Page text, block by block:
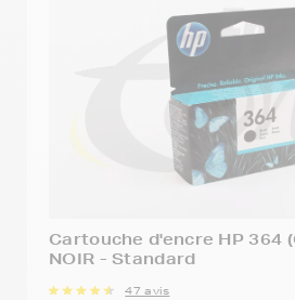
Cartouche d'encre HP 364
NOIR - Standard
47 avis